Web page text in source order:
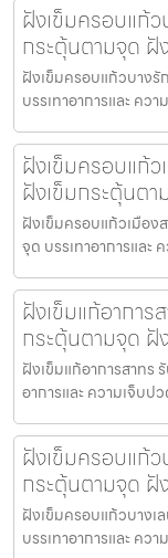
ฝังเข็มครอบแก้ว
กระตุ้นตามจุด ฝั
ฝังเข็มครอบแก้วบางรั
บรรเทาอาการและ คว
ฝังเข็มครอบแก้
ฝังเข็มกระตุ้นต
ฝังเข็มครอบแก้วเมือง
จุด บรรเทาอาการและ
ฝังเข็มแก้อาการ
กระตุ้นตามจุด ฝั
ฝังเข็มแก้อาการสาทร
อาการและ ความเจ็บป
ฝังเข็มครอบแก้ว
กระตุ้นตามจุด ฝั
ฝังเข็มครอบแก้วบางเ
บรรเทาอาการและ คว